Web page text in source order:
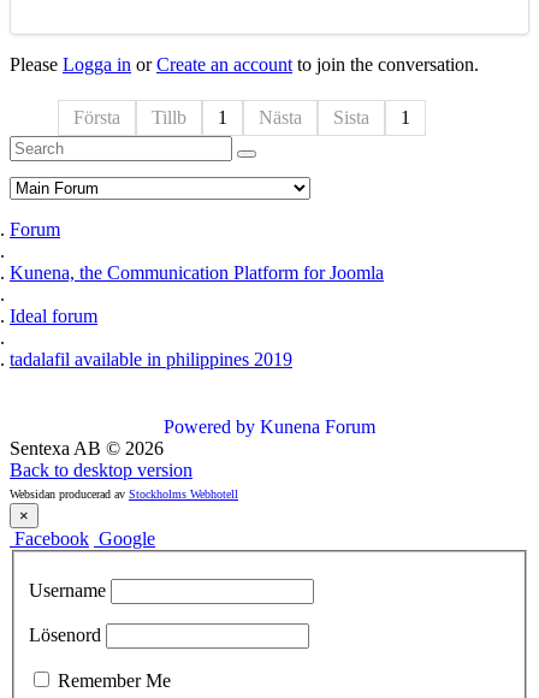
Please Logga in orCreate an account to join the conversation.
Första Tillb 1 Nästa Sista 1
Forum
Kunena, the Communication Platform for Joomla
Ideal forum
tadalafil available in philippines 2019
Powered by Kunena Forum
Sentexa AB © 2026
Back to desktop version
Websidan producerad av Stockholms Webhotell
×
Facebook Google
Username
Lösenord
Remember Me